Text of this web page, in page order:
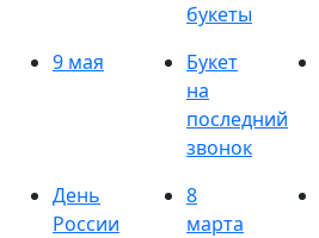
букеты
9 мая
Букет
на
последний
звонок
День
России
8
марта